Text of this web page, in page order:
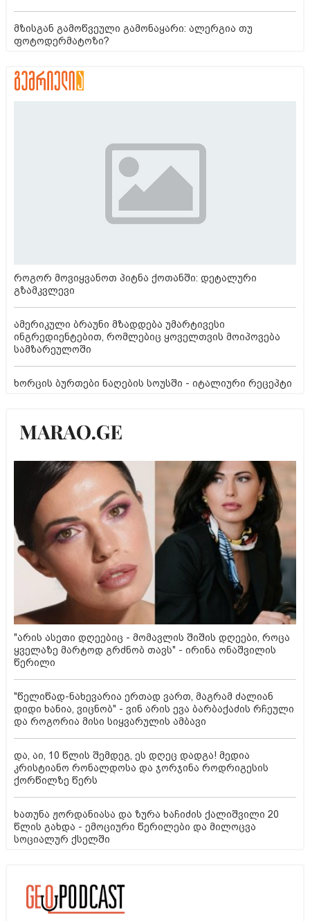
მზისგან გამოწვეული გამონაყარი: ალერგია თუ
ფოტოდერმატოზი?
როგორ მოვიყვანოთ პიტნა ქოთანში: დეტალური
გზამკვლევი
ამერიკული ბრაუნი მზადდება უმარტივესი
ინგრედიენტებით, რომლებიც ყოველთვის მოიპოვება
სამზარეულოში
ხორცის ბურთები ნაღების სოუსში - იტალიური რეცეპტი
"არის ასეთი დღეებიც - მომავლის შიშის დღეები, როცა
ყველაზე მარტოდ გრძნობ თავს" - ირინა ონაშვილის
წერილი
"წელიწად-ნახევარია ერთად ვართ, მაგრამ ძალიან
დიდი ხანია, ვიცნობ" - ვინ არის ევა ბარბაქაძის რჩეული
და როგორია მისი სიყვარულის ამბავი
და, აი, 10 წლის შემდეგ, ეს დღეც დადგა! მედია
კრისტიანო რონალდოსა და ჯორჯინა როდრიგესის
ქორწილზე წერს
ხათუნა ჟორდანიასა და ზურა ხაჩიძის ქალიშვილი 20
წლის გახდა - ემოციური წერილები და მილოცვა
სოციალურ ქსელში